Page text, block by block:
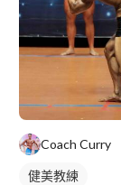
Coach Curry
健美教練